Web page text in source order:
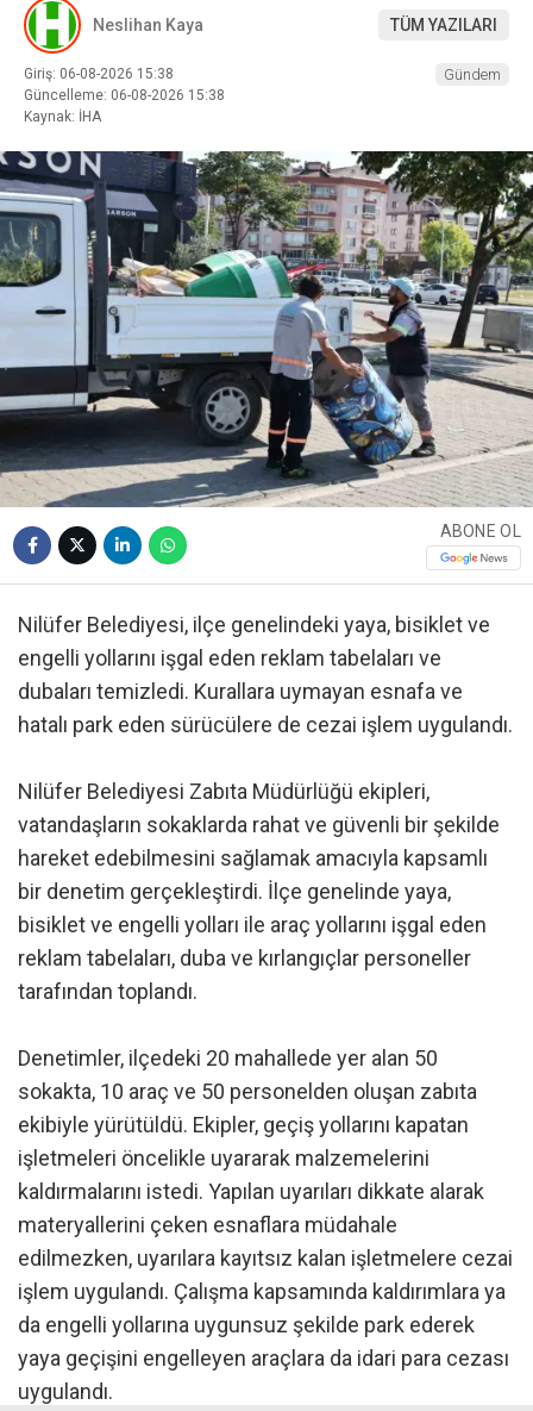
Neslihan Kaya TÜM YAZILARI
Giriş: 06-08-2026 15:38
Güncelleme: 06-08-2026 15:38
Kaynak: İHA
Gündem
ABONE OL
Nilüfer Belediyesi, ilçe genelindeki yaya, bisiklet ve
engelli yollarını işgal eden reklam tabelaları ve
dubaları temizledi. Kurallara uymayan esnafa ve
hatalı park eden sürücülere de cezai işlem uygulandı.
Nilüfer Belediyesi Zabıta Müdürlüğü ekipleri,
vatandaşların sokaklarda rahat ve güvenli bir şekilde
hareket edebilmesini sağlamak amacıyla kapsamlı
bir denetim gerçekleştirdi. İlçe genelinde yaya,
bisiklet ve engelli yolları ile araç yollarını işgal eden
reklam tabelaları, duba ve kırlangıçlar personeller
tarafından toplandı.
Denetimler, ilçedeki 20 mahallede yer alan 50
sokakta, 10 araç ve 50 personelden oluşan zabıta
ekibiyle yürütüldü. Ekipler, geçiş yollarını kapatan
işletmeleri öncelikle uyararak malzemelerini
kaldırmalarını istedi. Yapılan uyarıları dikkate alarak
materyallerini çeken esnaflara müdahale
edilmezken, uyarılara kayıtsız kalan işletmelere cezai
işlem uygulandı. Çalışma kapsamında kaldırımlara ya
da engelli yollarına uygunsuz şekilde park ederek
yaya geçişini engelleyen araçlara da idari para cezası
uygulandı.